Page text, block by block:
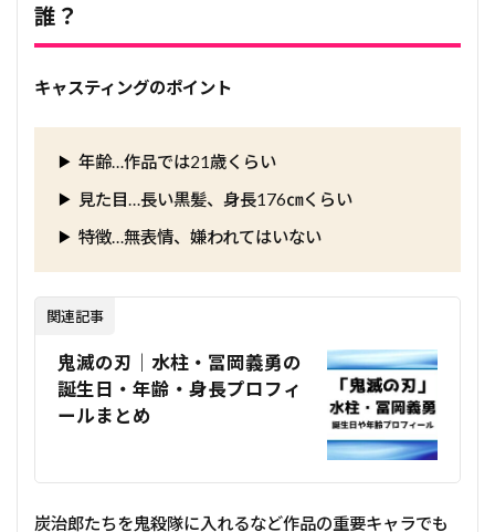
誰？
キャスティングのポイント
年齢…作品では21歳くらい
見た目…長い黒髪、身長176㎝くらい
特徴…無表情、嫌われてはいない
関連記事
鬼滅の刃｜水柱・冨岡義勇の
誕生日・年齢・身長プロフィ
ールまとめ
炭治郎たちを鬼殺隊に入れるなど作品の重要キャラでも